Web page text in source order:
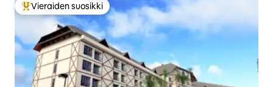
Vieraiden suosikkien parhaimmistoa
Vieraiden suosikki